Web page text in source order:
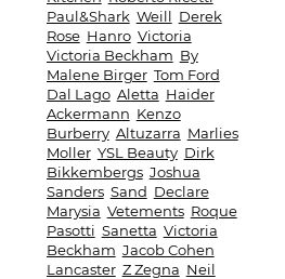
Paul&Shark Weill Derek
Rose Hanro Victoria
Victoria Beckham By
Malene Birger Tom Ford
Dal Lago Aletta Haider
Ackermann Kenzo
Burberry Altuzarra Marlies
Moller YSL Beauty Dirk
Bikkembergs Joshua
Sanders Sand Declare
Marysia Vetements Roque
Pasotti Sanetta Victoria
Beckham Jacob Cohen
Lancaster Z Zegna Neil